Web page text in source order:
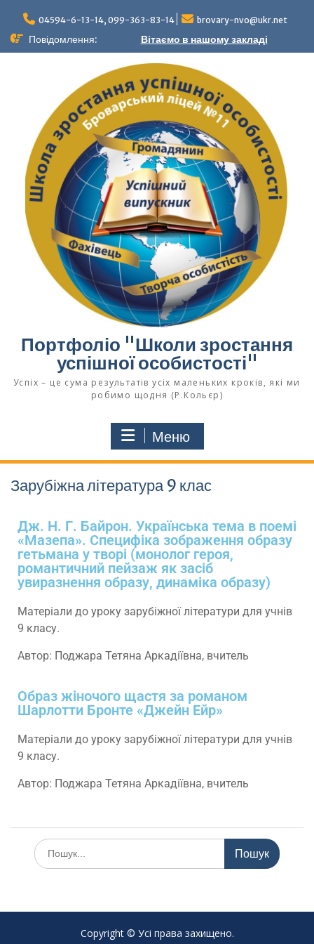
04594-6-13-14, 099-363-83-14 brovary-nvo@ukr.net
Повідомлення: Вітаємо в нашому закладі
Портфоліо "Школи зростання
успішної особистості"
Успіх – це сума результатів усіх маленьких кроків, які ми
робимо щодня (Р.Кольєр)
Меню
Зарубіжна література 9 клас
Дж. Н. Г. Байрон. Українська тема в поемі
«Мазепа». Специфіка зображення образу
гетьмана у творі (монолог героя,
романтичний пейзаж як засіб
увиразнення образу, динаміка образу)
Матеріали до уроку зарубіжної літератури для учнів
9 класу.
Автор: Поджара Тетяна Аркадіївна, вчитель
Образ жіночого щастя за романом
Шарлотти Бронте «Джейн Ейр»
Матеріали до уроку зарубіжної літератури для учнів
9 класу.
Автор: Поджара Тетяна Аркадіївна, вчитель
Copyright © Усі права захищено.